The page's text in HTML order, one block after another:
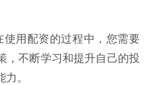
用配资的过程中，您需要
，不断学习和提升自己的投
。